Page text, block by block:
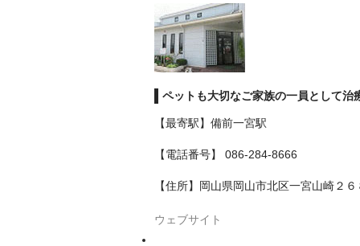
ペットも大切なご家族の一員として治
【最寄駅】備前一宮駅
【電話番号】 086-284-8666
【住所】岡山県岡山市北区一宮山崎２６
ウェブサイト